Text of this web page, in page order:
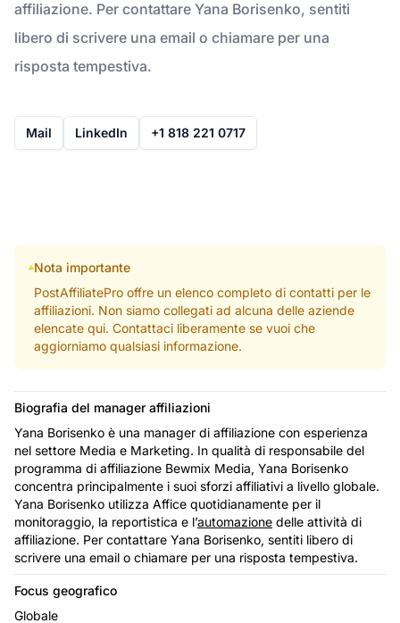
affiliazione. Per contattare Yana Borisenko, sentiti
libero di scrivere una email o chiamare per una
risposta tempestiva.
Mail LinkedIn +1 818 221 0717
Nota importante
PostAffiliatePro offre un elenco completo di contatti per le
affiliazioni. Non siamo collegati ad alcuna delle aziende
elencate qui. Contattaci liberamente se vuoi che
aggiorniamo qualsiasi informazione.
Biografia del manager affiliazioni
Yana Borisenko è una manager di affiliazione con esperienza
nel settore Media e Marketing. In qualità di responsabile del
programma di affiliazione Bewmix Media, Yana Borisenko
concentra principalmente i suoi sforzi affiliativi a livello globale.
Yana Borisenko utilizza Affice quotidianamente per il
monitoraggio, la reportistica e l’automazione delle attività di
affiliazione. Per contattare Yana Borisenko, sentiti libero di
scrivere una email o chiamare per una risposta tempestiva.
Focus geografico
Globale